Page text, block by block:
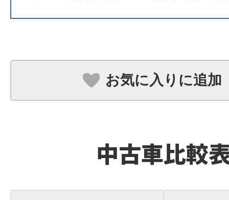
お気に入りに追加
中古車比較